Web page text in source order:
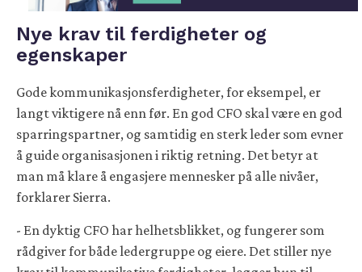
Nye krav til ferdigheter og
egenskaper
Gode kommunikasjonsferdigheter, for eksempel, er
langt viktigere nå enn før. En god CFO skal være en god
sparringspartner, og samtidig en sterk leder som evner
å guide organisasjonen i riktig retning. Det betyr at
man må klare å engasjere mennesker på alle nivåer,
forklarer Sierra.
- En dyktig CFO har helhetsblikket, og fungerer som
rådgiver for både ledergruppe og eiere. Det stiller nye